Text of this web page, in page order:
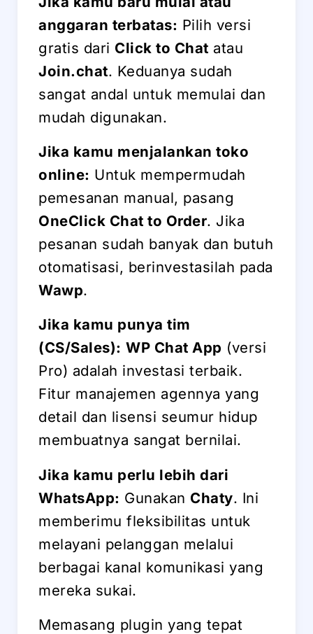
anggaran terbatas: Pilih versi
gratis dari Click to Chat atau
Join.chat. Keduanya sudah
sangat andal untuk memulai dan
mudah digunakan.
Jika kamu menjalankan toko
online: Untuk mempermudah
pemesanan manual, pasang
OneClick Chat to Order. Jika
pesanan sudah banyak dan butuh
otomatisasi, berinvestasilah pada
Wawp.
Jika kamu punya tim
(CS/Sales): WP Chat App (versi
Pro) adalah investasi terbaik.
Fitur manajemen agennya yang
detail dan lisensi seumur hidup
membuatnya sangat bernilai.
Jika kamu perlu lebih dari
WhatsApp: Gunakan Chaty. Ini
memberimu fleksibilitas untuk
melayani pelanggan melalui
berbagai kanal komunikasi yang
mereka sukai.
Memasang plugin yang tepat